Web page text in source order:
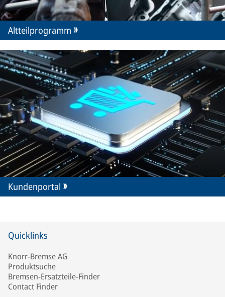
Altteilprogramm
Kundenportal
Quicklinks
Knorr-Bremse AG
Produktsuche
Bremsen-Ersatzteile-Finder
Contact Finder